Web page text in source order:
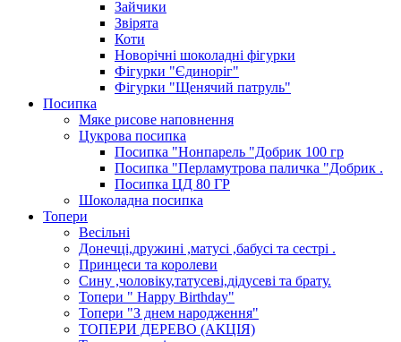
Зайчики
Звірята
Коти
Новорічні шоколадні фігурки
Фігурки "Єдиноріг"
Фігурки "Щенячий патруль"
Посипка
Мяке рисове наповнення
Цукрова посипка
Посипка "Нонпарель "Добрик 100 гр
Посипка "Перламутрова паличка "Добрик .
Посипка ЦД 80 ГР
Шоколадна посипка
Топери
Весільні
Донечці,дружині ,матусі ,бабусі та сестрі .
Принцеси та королеви
Сину ,чоловіку,татусеві,дідусеві та брату.
Топери " Happy Birthday"
Топери "З днем народження"
ТОПЕРИ ДЕРЕВО (АКЦІЯ)